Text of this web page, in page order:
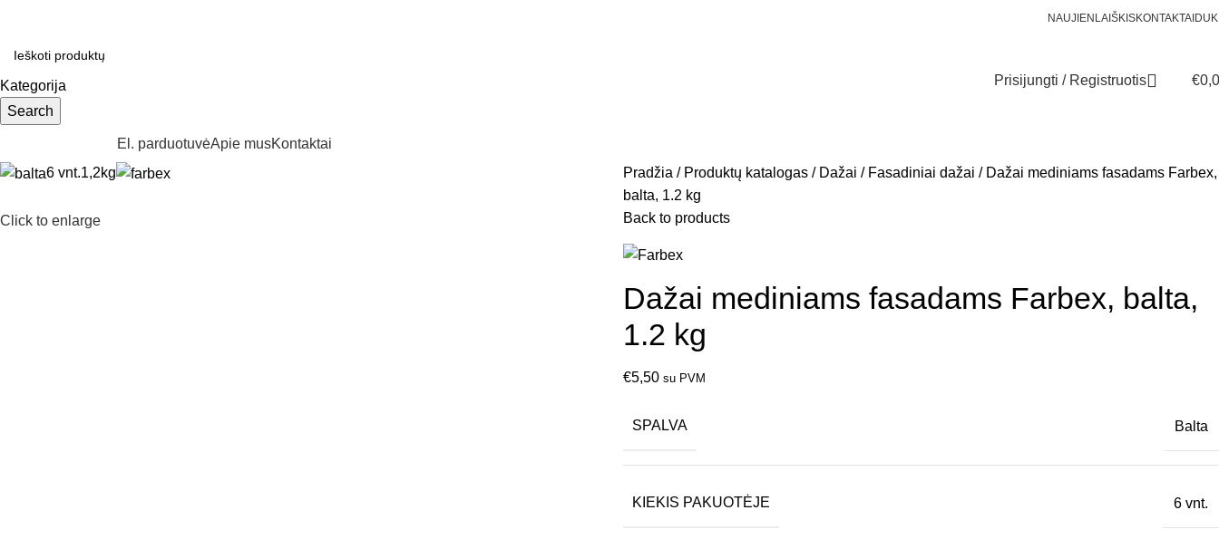
NAUJIENLAIŠKISKONTAKTAI DUK
Kategorija
Search
Prisijungti / Registruotis €
El. parduotuvėApie musKontaktai
6 vnt.1,2kg
Click to enlarge
Pradžia Produktų katalogas Dažai Fasadiniai dažai
Dažai mediniams fasadams Farbex,
balta, 1.2 kg
Back to products
Dažai mediniams fasadams Farbex, balta,
1.2 kg
€5,50 su PVM
SPALVA Balta
KIEKIS PAKUOTĖJE 6 vnt.